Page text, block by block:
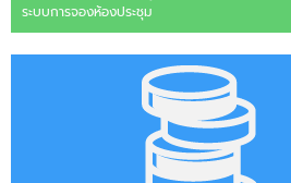
ระบบการจองห้องประชุม